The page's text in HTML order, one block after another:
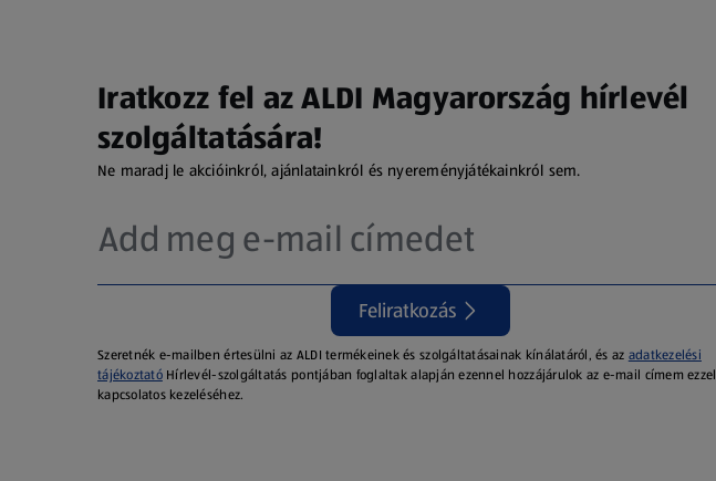
Iratkozz fel az ALDI Magyarország hírlevél
szolgáltatására!
Ne maradj le akcióinkról, ajánlatainkról és nyereményjátékainkról sem.
Feliratkozás
Szeretnék e-mailben értesülni az ALDI termékeinek és szolgáltatásainak kínálatáról, és az adatkezelési
tájékoztatóHírlevél-szolgáltatás pontjában foglaltak alapján ezennel hozzájárulok az e-mail címem ezzel
kapcsolatos kezeléséhez.